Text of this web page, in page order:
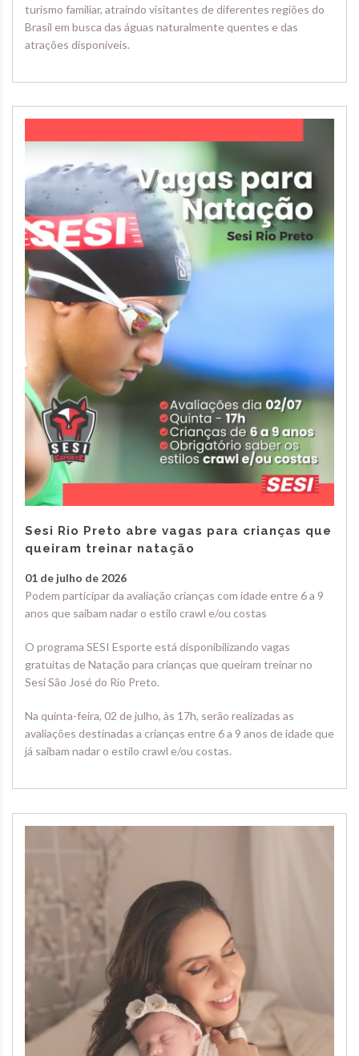
turismo familiar, atraindo visitantes de diferentes regiões do
Brasil em busca das águas naturalmente quentes e das
atrações disponíveis.
Sesi Rio Preto abre vagas para crianças que
queiram treinar natação
01 de julho de 2026
Podem participar da avaliação crianças com idade entre 6 a 9
anos que saibam nadar o estilo crawl e/ou costas
O programa SESI Esporte está disponibilizando vagas
gratuitas de Natação para crianças que queiram treinar no
Sesi São José do Rio Preto.
Na quinta-feira, 02 de julho, às 17h, serão realizadas as
avaliações destinadas a crianças entre 6 a 9 anos de idade que
já saibam nadar o estilo crawl e/ou costas.